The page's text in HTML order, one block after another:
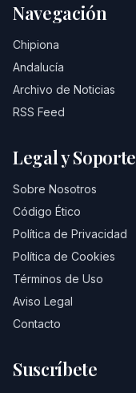
Navegación
Chipiona
Andalucía
Archivo de Noticias
RSS Feed
Legal y Soporte
Sobre Nosotros
Código Ético
Política de Privacidad
Política de Cookies
Términos de Uso
Aviso Legal
Contacto
Suscríbete